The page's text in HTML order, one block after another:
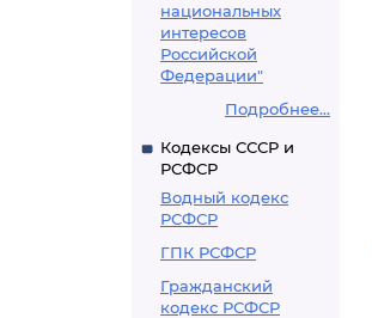
национальных
интересов
Российской
Федерации"
Подробнее...
Кодексы СССР и
РСФСР
Водный кодекс
РСФСР
ГПК РСФСР
Гражданский
кодекс РСФСР